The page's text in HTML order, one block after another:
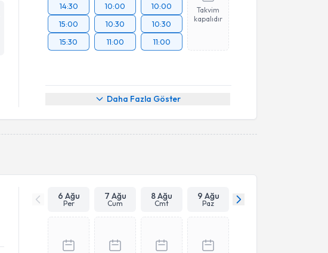
14:30
15:00
15:30
10:00
10:30
11:00
10:00
10:30
11:00
Takvim
kapalıdır
Daha Fazla Göster
6 Ağu
Per
7 Ağu
Cum
8 Ağu
Cmt
9 Ağu
Paz